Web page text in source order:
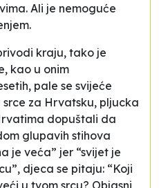
Ali je nemoguće
kraju, tako je
kao u onim
pale se svijeće
za Hrvatsku, pljucka
dopuštali da
glupavih stihova
je veća” jer “svijet je
djeca se pitaju: “Koji